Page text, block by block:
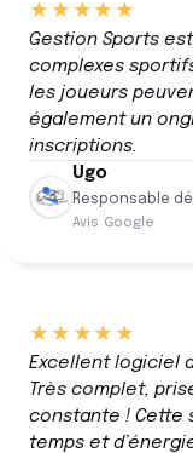
★★★★★
Gestion Sports
complexes
les joueurs
également un
inscriptions.
Ugo
Responsable
Avis Google
★★★★★
Excellent logiciel
Très complet,
constante ! Cette
temps et